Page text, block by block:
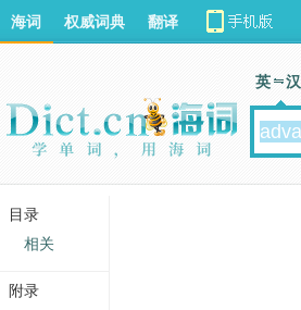
海词 权威词典 翻译
英 汉
目录
相关
附录